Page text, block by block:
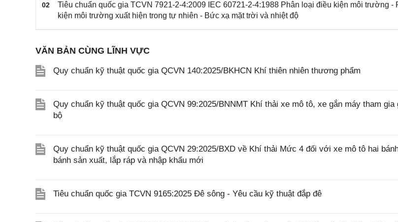
02
Tiêu chuẩn quốc gia TCVN 7921-2-4:2009 IEC 60721-2-4:1988 Phân loại điều kiện môi trường -
kiện môi trường xuất hiện trong tự nhiên - Bức xạ mặt trời và nhiệt độ
VĂN BẢN CÙNG LĨNH VỰC
Quy chuẩn kỹ thuật quốc gia QCVN 140:2025/BKHCN Khí thiên nhiên thương phẩm
Quy chuẩn kỹ thuật quốc gia QCVN 99:2025/BNNMT Khí thải xe mô tô, xe gắn máy tham
bộ
Quy chuẩn kỹ thuật quốc gia QCVN 29:2025/BXD về Khí thải Mức 4 đối với xe mô tô hai
bánh sản xuất, lắp ráp và nhập khẩu mới
Tiêu chuẩn quốc gia TCVN 9165:2025 Đê sông - Yêu cầu kỹ thuật đắp đê